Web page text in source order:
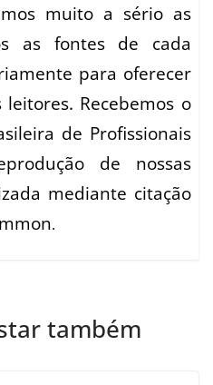
muito a sério as
as fontes de cada
para oferecer
Recebemos o
de Profissionais
de nossas
mediante citação
.
também